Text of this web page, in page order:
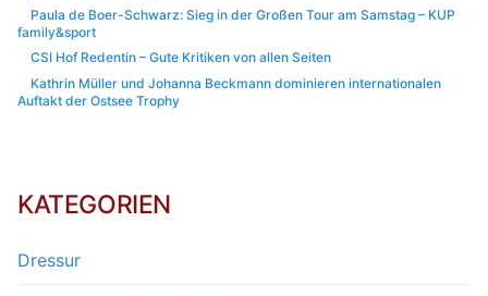
Paula de Boer-Schwarz: Sieg in der Großen Tour am Samstag – KUP
family&sport
CSI Hof Redentin – Gute Kritiken von allen Seiten
Kathrin Müller und Johanna Beckmann dominieren internationalen
Auftakt der Ostsee Trophy
KATEGORIEN
Dressur